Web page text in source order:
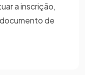
a inscrição,
de